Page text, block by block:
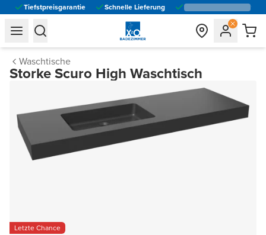
Tiefstpreisgarantie Schnelle Lieferung
general.navigation.toggle_menu.label
general.navigation.toggle_menu.label
Waschtische
Storke Scuro High Waschtisch
Letzte Chance